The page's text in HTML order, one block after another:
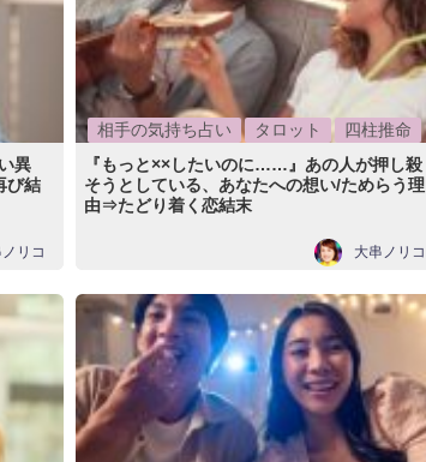
異
び結
リコ
相手の気持ち占い タロット
四柱推命
『もっと××したいのに……』あの人が押し殺
そうとしている、あなたへの想い/ためらう理
由⇒たどり着く恋結末
大串ノリコ